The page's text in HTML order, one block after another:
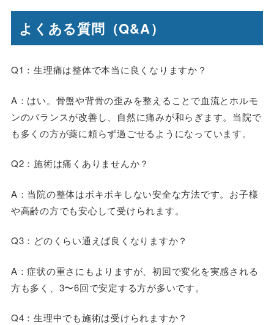
よくある質問（Q&A）
Q1：生理痛は整体で本当に良くなりますか？
A：はい。骨盤や背骨の歪みを整えることで血流とホルモ
ンのバランスが改善し、自然に痛みが和らぎます。当院で
も多くの方が薬に頼らず過ごせるようになっています。
Q2：施術は痛くありませんか？
A：当院の整体はボキボキしない安全な方法です。お子様
や高齢の方でも安心して受けられます。
Q3：どのくらい通えば良くなりますか？
A：症状の重さにもよりますが、初回で変化を実感される
方も多く、3〜6回で安定する方が多いです。
Q4：生理中でも施術は受けられますか？